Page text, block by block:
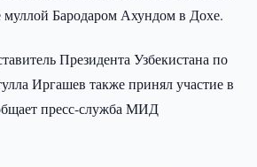
муллой Бародаром Ахундом в Дохе.
Президента Узбекистана по
Иргашев также принял участие в
пресс-служба МИД